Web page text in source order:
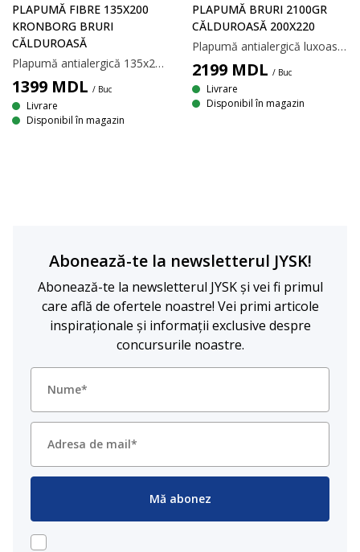
PLAPUMĂ FIBRE 135X200
KRONBORG BRURI
CĂLDUROASĂ
Plapumă antialergică 135x200 cm cu umplutură unică, asemănătoare pufului, din puf de fibră de poliester siliconizat, 1300 g. Puful de fibră moale și ușor își păstrează volumul și puterea de izolație. Țesătură din 100% bumbac cambric. Țesătura strânsă ajută la reducerea pătrunderii acarienilor. Temperatură spălare: 60°C. Incl. pungă pentru depozitare
1399 MDL / Buc
Livrare
Disponibil în magazin
PLAPUMĂ BRURI 2100GR
CĂLDUROASĂ 200X220
Plapumă antialergică luxoasă cu umplutură unică, asemănătoare pufului, din puf de fibră de poliester siliconizat, 2100 g. Puful de fibră moale și ușor își păstrează volumul și puterea de izolație. Țesătură deasă din 100% bumbac cambric, care nu permite pătrunderea acarienilor. Temperatură spălare: 60°C. Incl. pungă pentru depozitare. 200x220 cm
2199 MDL / Buc
Livrare
Disponibil în magazin
Abonează-te la newsletterul JYSK!
Abonează-te la newsletterul JYSK și vei fi primul
care află de ofertele noastre! Vei primi articole
inspiraționale și informații exclusive despre
concursurile noastre.
Mă abonez